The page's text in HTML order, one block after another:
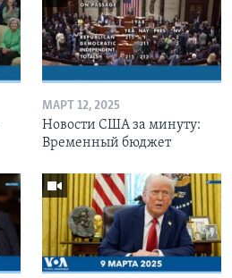
МАРТ 12, 2025
Новости США за минуту:
Временный бюджет